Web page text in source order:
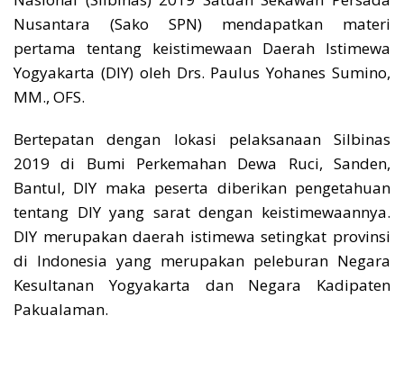
Nusantara (Sako SPN) mendapatkan materi
pertama tentang keistimewaan Daerah Istimewa
Yogyakarta (DIY) oleh Drs. Paulus Yohanes Sumino,
MM., OFS.
Bertepatan dengan lokasi pelaksanaan Silbinas
2019 di Bumi Perkemahan Dewa Ruci, Sanden,
Bantul, DIY maka peserta diberikan pengetahuan
tentang DIY yang sarat dengan keistimewaannya.
DIY merupakan daerah istimewa setingkat provinsi
di Indonesia yang merupakan peleburan Negara
Kesultanan Yogyakarta dan Negara Kadipaten
Pakualaman.